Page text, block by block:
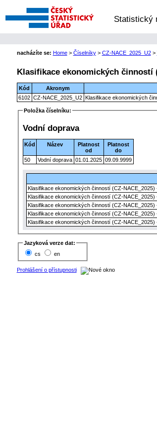
Statistický
nacházíte se: Home> Číselníky> CZ-NACE_2025_U2>
Klasifikace ekonomických činností
Kód Akronym
6102 CZ-NACE_2025_U2 Klasifikace ekonomických
Položka číselníku:
Vodní doprava
Kód Název
Platnost
od
Platnost
do
50
Vodní doprava 01.01.2025 09.09.9999
Klasifikace ekonomických činností (CZ-
Klasifikace ekonomických činností (CZ-
Klasifikace ekonomických činností (CZ-
Klasifikace ekonomických činností (CZ-
Klasifikace ekonomických činností (CZ-
Jazyková verze dat:
cs
en
Prohlášení o přístupnosti